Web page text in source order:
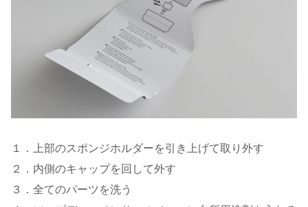
１．上部のスポンジホルダーを引き上げて取り外す
２．内側のキャップを回して外す
３．全てのパーツを洗う